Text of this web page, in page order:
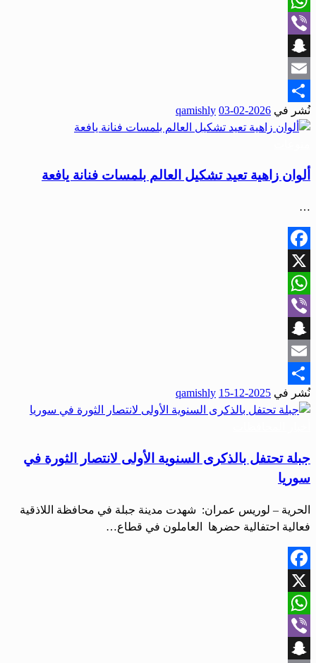
WhatsApp
Viber
Snapchat
Email
Share
نُشر في 2026-02-03
qamishly
ألوان زاهية تعيد تشكيل العالم بلمسات فنانة يافعة
…
Facebook
X
WhatsApp
Viber
Snapchat
Email
Share
نُشر في 2025-12-15
qamishly
جبلة تحتفل بالذكرى السنوية الأولى لانتصار الثورة في
سوريا
الحرية – لوريس عمران: شهدت مدينة جبلة في محافظة اللاذقية
فعالية احتفالية حضرها العاملون في قطاع…
Facebook
X
WhatsApp
Viber